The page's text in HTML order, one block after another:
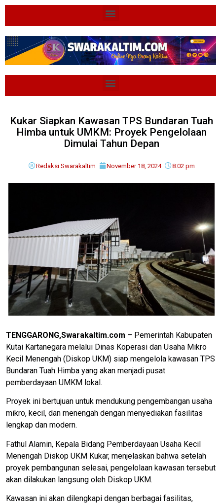
Kukar Siapkan Kawasan TPS Bundaran Tuah
Himba untuk UMKM: Proyek Pengelolaan
Dimulai Tahun Depan
Redaksi Swarakaltim November 18, 2024 8:02 pm
TENGGARONG,Swarakaltim.com – Pemerintah Kabupaten
Kutai Kartanegara melalui Dinas Koperasi dan Usaha Mikro
Kecil Menengah (Diskop UKM) siap mengelola kawasan TPS
Bundaran Tuah Himba yang akan menjadi pusat
pemberdayaan UMKM lokal.
Proyek ini bertujuan untuk mendukung pengembangan usaha
mikro, kecil, dan menengah dengan menyediakan fasilitas
lengkap dan modern.
Fathul Alamin, Kepala Bidang Pemberdayaan Usaha Kecil
Menengah Diskop UKM Kukar, menjelaskan bahwa setelah
proyek pembangunan selesai, pengelolaan kawasan tersebut
akan dilakukan langsung oleh Diskop UKM.
Kawasan ini akan dilengkapi dengan berbagai fasilitas,